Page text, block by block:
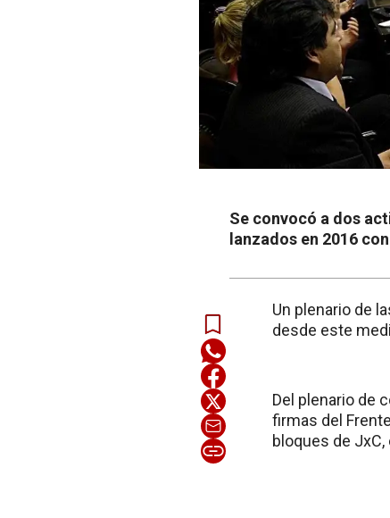
Se convocó a dos
lanzados en 2016
Un plenario de
desde este
Del plenario de
firmas del
bloques de